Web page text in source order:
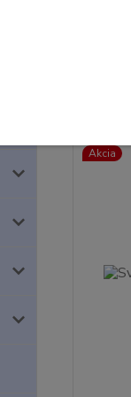
Akcia